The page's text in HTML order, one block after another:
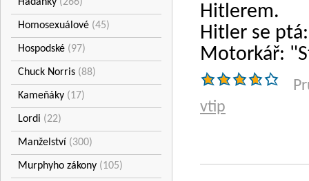
Homosexuálové (45)
Hospodské (97)
Chuck Norris (88)
Kameňáky (17)
Lordi (22)
Manželství (300)
Murphyho zákony (105)
Hitlerem.
Hitler se
Motorkář:
vtip